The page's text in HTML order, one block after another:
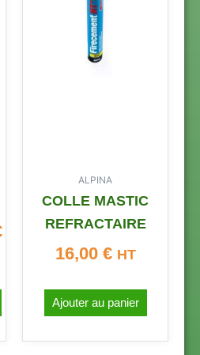
ALPINA
COLLE MASTIC
REFRACTAIRE
16,00 € HT
Ajouter au panier